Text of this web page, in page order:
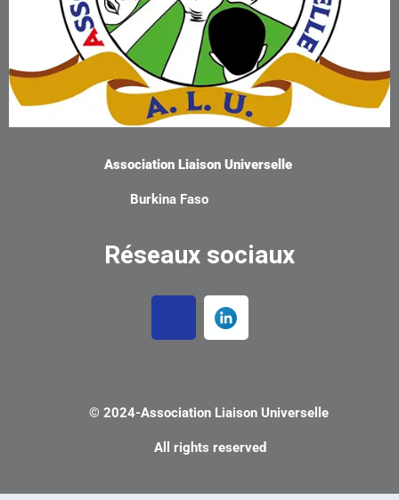
Association Liaison Universelle
Burkina Faso
Réseaux sociaux
© 2024-Association Liaison Universelle
All rights reserved